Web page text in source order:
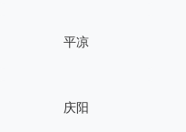
平凉
庆阳